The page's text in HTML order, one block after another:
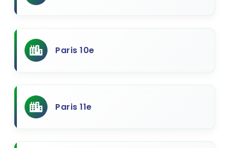
Paris 10e
Paris 11e